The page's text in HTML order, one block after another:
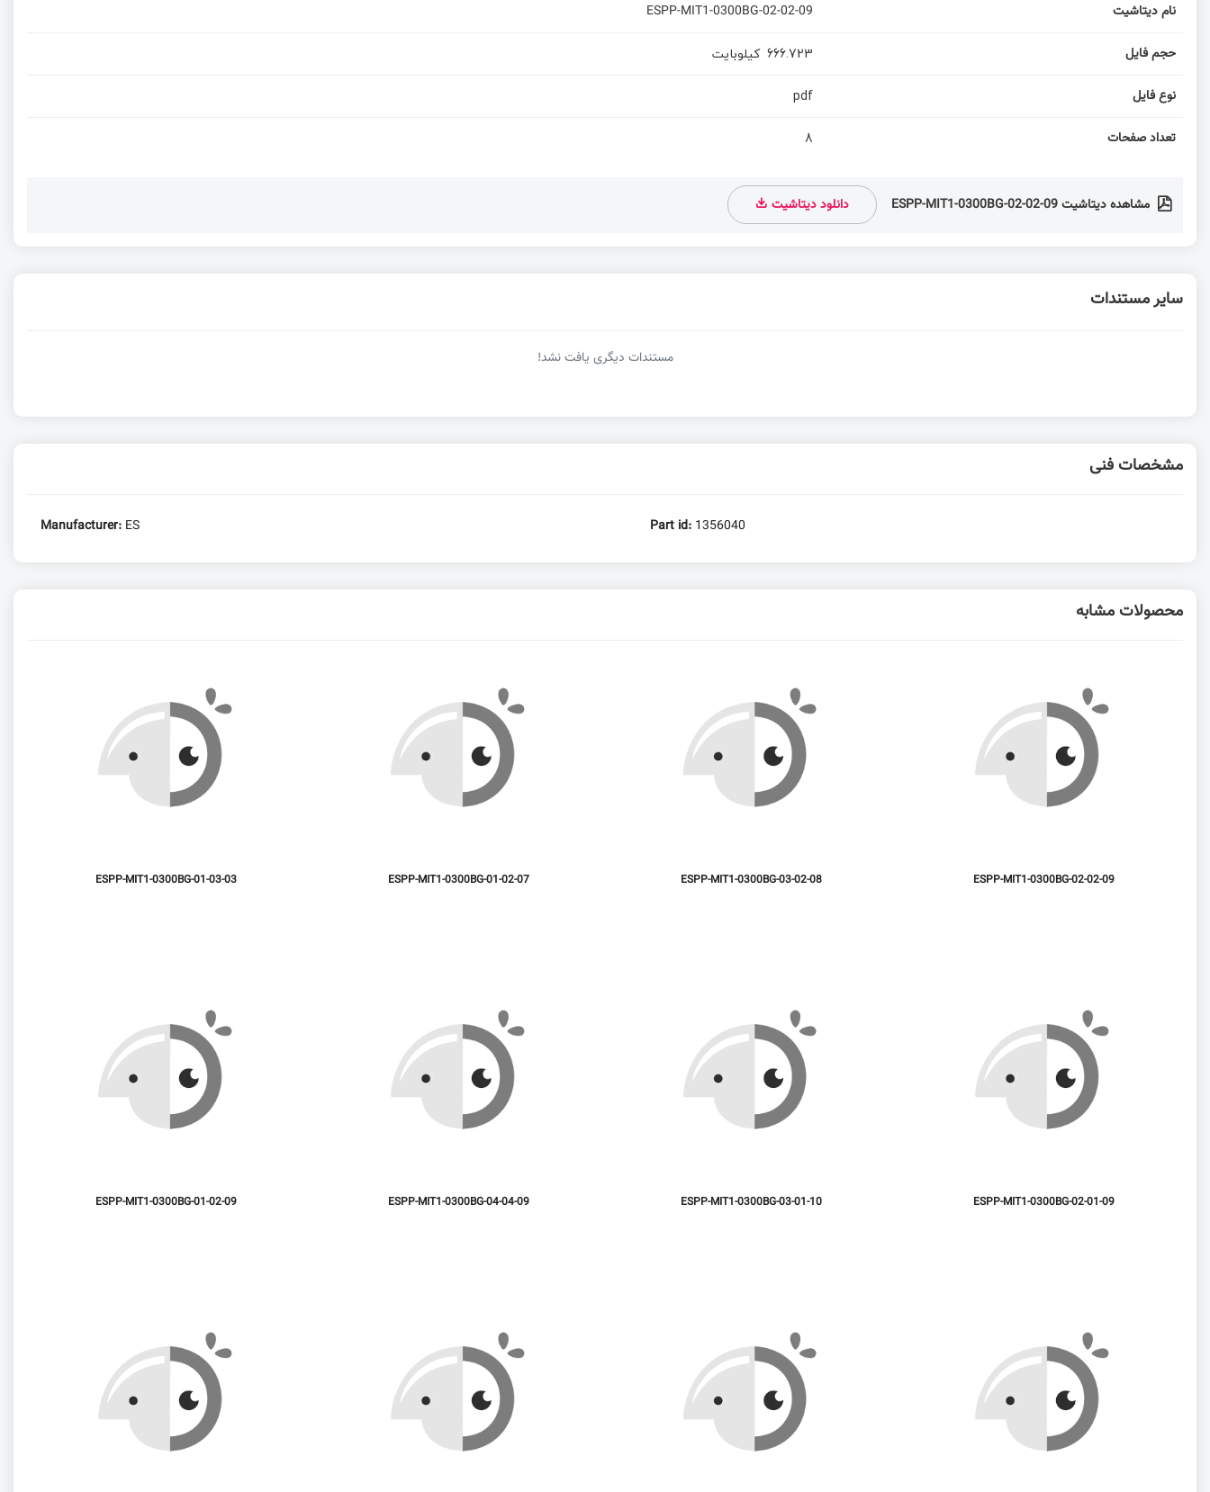
نام دیتاشیت ESPP-MIT1-0300BG-02-02-09
حجم فایل 666.723 کیلوبایت
نوع فایل pdf
تعداد صفحات 8
مشاهده دیتاشیت ESPP-MIT1-0300BG-02-02-09 دانلود دیتاشیت
سایر مستندات
مستندات دیگری یافت نشد!
مشخصات فنی
Manufacturer: ES Part id: 1356040
محصولات مشابه
ESPP-MIT1-0300BG-02-02-09
ESPP-MIT1-0300BG-03-02-08
ESPP-MIT1-0300BG-01-02-07
ESPP-MIT1-0300BG-01-03-03
ESPP-MIT1-0300BG-02-01-09
ESPP-MIT1-0300BG-03-01-10
ESPP-MIT1-0300BG-04-04-09
ESPP-MIT1-0300BG-01-02-09